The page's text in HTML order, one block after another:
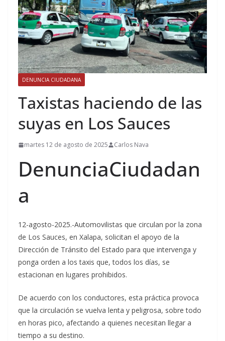
DENUNCIA CIUDADANA
Taxistas haciendo de las
suyas en Los Sauces
martes 12 de agosto de 2025 Carlos Nava
DenunciaCiudadan
a
12-agosto-2025.-Automovilistas que circulan por la zona
de Los Sauces, en Xalapa, solicitan el apoyo de la
Dirección de Tránsito del Estado para que intervenga y
ponga orden a los taxis que, todos los días, se
estacionan en lugares prohibidos.
De acuerdo con los conductores, esta práctica provoca
que la circulación se vuelva lenta y peligrosa, sobre todo
en horas pico, afectando a quienes necesitan llegar a
tiempo a su destino.